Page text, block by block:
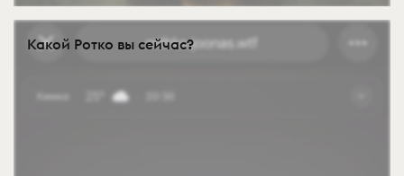
Какой Ротко вы сейчас?